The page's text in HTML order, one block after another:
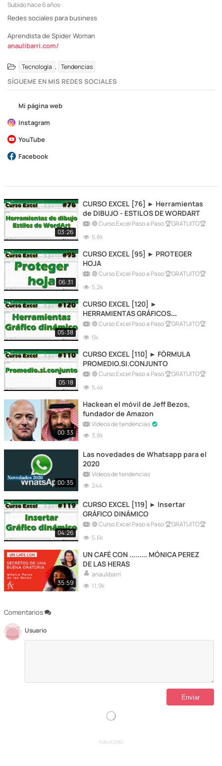
Subidohace 6 años ·
Redes sociales para business
Aprendista de Spider Woman
anaulibarri.com/
Tecnología , Tendencias
SÍGUEME EN MIS REDES SOCIALES
Mi página web
Instagram
YouTube
Facebook
Comentarios
Usuario
03:26
CURSO EXCEL [76] ► Herramientas
de DIBUJO - ESTILOS DE WORDART
🟢 Curso Excel Paso a Paso 🏆GRATUITO🏆
5,8k
06:31
CURSO EXCEL [95] ► PROTEGER
HOJA
🟢 Curso Excel Paso a Paso 🏆GRATUITO🏆
5,2k
05:38
CURSO EXCEL [120] ►
HERRAMIENTAS GRÁFICOS
DINÁMICOS
🟢 Curso Excel Paso a Paso 🏆GRATUITO🏆
6k
05:18
CURSO EXCEL [110] ► FÓRMULA
PROMEDIO.SI.CONJUNTO
🟢 Curso Excel Paso a Paso 🏆GRATUITO🏆
5,4k
00:33
Hackean el móvil de Jeff Bezos,
fundador de Amazon
Vídeos de tendencias
3,8k
00:35
Las novedades de Whatsapp para el
2020
Vídeos de tendencias
244
04:26
CURSO EXCEL [119] ► Insertar
GRÁFICO DINÁMICO
🟢 Curso Excel Paso a Paso 🏆GRATUITO🏆
5,6k
35:59
UN CAFÉ CON ......... MÓNICA PEREZ
DE LAS HERAS
anaulibarri
11,9k
PUBLICIDAD